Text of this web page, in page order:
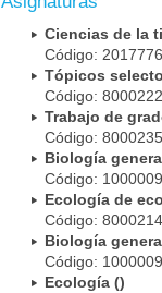
Ciencias de la
Código:
Tópicos
Código:
Trabajo de
Código:
Biología
Código:
Ecología de
Código:
Biología
Código:
Ecología ()